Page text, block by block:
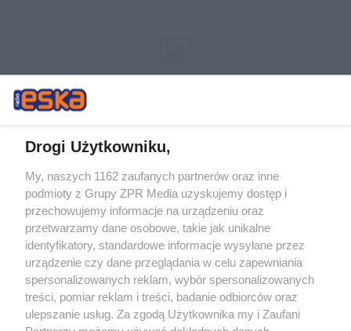
Żaden utwór zamieszczony w serwisie nie może być powielany i
rozpowszechniany lub dalej rozpowszechniany w jakikolwiek sposób (w
tym także elektroniczny lub mechaniczny) na jakimkolwiek polu
eksploatacji w jakiejkolwiek formie, włącznie z umieszczaniem w
Internecie bez pisemnej zgody właściciela praw. Jakiekolwiek użycie lub
wykorzystanie utworów w całości lub w części z naruszeniem prawa,
tzn. bez właściwej zgody, jest zabronione pod groźbą kary i może być
ścigane prawnie.
Drogi Użytkowniku,
My, naszych 1162 zaufanych partnerów oraz inne
podmioty z Grupy ZPR Media uzyskujemy dostęp i
przechowujemy informacje na urządzeniu oraz
przetwarzamy dane osobowe, takie jak unikalne
identyfikatory, standardowe informacje wysyłane przez
urządzenie czy dane przeglądania w celu zapewniania
spersonalizowanych reklam, wybór spersonalizowanych
treści, pomiar reklam i treści, badanie odbiorców oraz
ulepszanie usług. Za zgodą Użytkownika my i Zaufani